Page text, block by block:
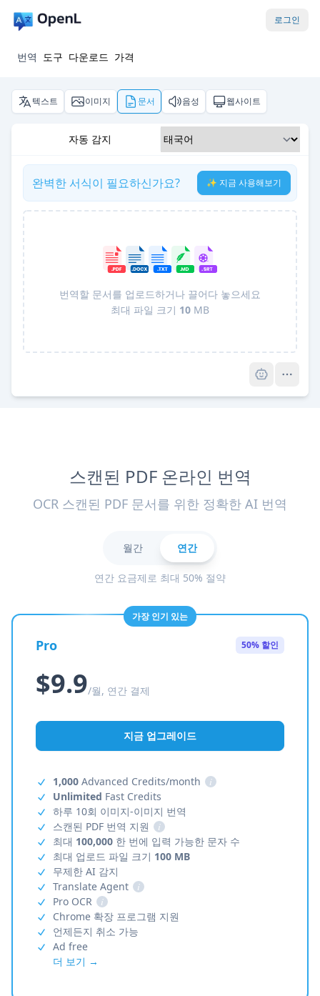
로그인
번역 도구 다운로드 가격
텍스트 이미지 문서 음성 웹사이트
자동 감지
완벽한 서식이 필요하신가요? ✨ 지금 사용해보기
번역할 문서를 업로드하거나 끌어다 놓으세요
최대 파일 크기 10 MB
스캔된 PDF 온라인 번역
OCR 스캔된 PDF 문서를 위한 정확한 AI 번역
월간 연간
연간 요금제로 최대 50% 절약
가장 인기 있는
Pro 50% 할인
$9.9/월, 연간 결제
지금 업그레이드
1,000 Advanced Credits/month
i
Unlimited Fast Credits
하루 10회 이미지-이미지 번역
스캔된 PDF 번역 지원
i
최대 100,000 한 번에 입력 가능한 문자 수
최대 업로드 파일 크기 100 MB
무제한 AI 감지
Translate Agent
i
Pro OCR
i
Chrome 확장 프로그램 지원
언제든지 취소 가능
Ad free
더 보기 →